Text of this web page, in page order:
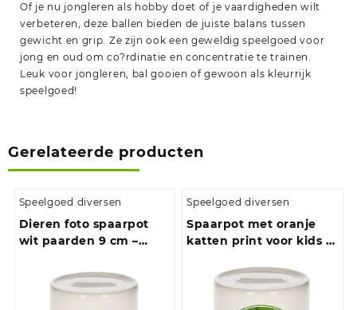
Of je nu jongleren als hobby doet of je vaardigheden wilt
verbeteren, deze ballen bieden de juiste balans tussen
gewicht en grip. Ze zijn ook een geweldig speelgoed voor
jong en oud om co?rdinatie en concentratie te trainen.
Leuk voor jongleren, bal gooien of gewoon als kleurrijk
speelgoed!
Gerelateerde producten
Speelgoed diversen
Dieren foto spaarpot
wit paarden 9 cm –
jongens en meisjes
Speelgoed diversen
Spaarpot met oranje
katten print voor kids 9